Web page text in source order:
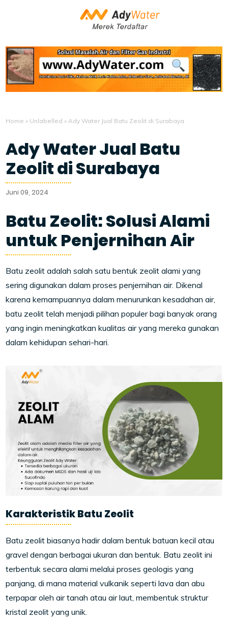
Home » Unlabelled » Ady Water Jual Batu Zeolit di Surabaya
Ady Water Jual Batu
Zeolit di Surabaya
Juni 09, 2024
Batu Zeolit: Solusi Alami
untuk Penjernihan Air
Batu zeolit adalah salah satu bentuk zeolit alami yang
sering digunakan dalam proses penjernihan air. Dikenal
karena kemampuannya dalam menurunkan kesadahan air,
batu zeolit telah menjadi pilihan populer bagi banyak orang
yang ingin meningkatkan kualitas air yang mereka gunakan
dalam kehidupan sehari-hari.
Karakteristik Batu Zeolit
Batu zeolit biasanya hadir dalam bentuk batuan kecil atau
gravel dengan berbagai ukuran dan bentuk. Batu zeolit ini
terbentuk secara alami melalui proses geologis yang
panjang, di mana material vulkanik seperti lava dan abu
terpapar oleh air tanah atau air laut, membentuk struktur
kristal zeolit yang unik.